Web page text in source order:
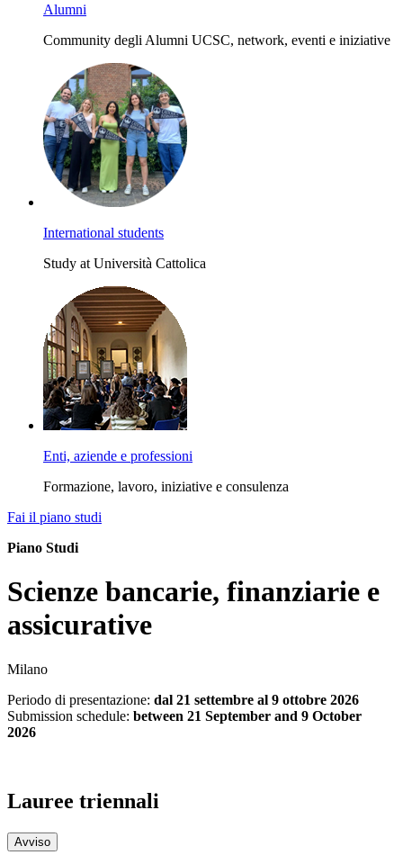
Alumni
Community degli Alumni UCSC, network, eventi e iniziative
International students
Study at Università Cattolica
Enti, aziende e professioni
Formazione, lavoro, iniziative e consulenza
Fai il piano studi
Piano Studi
Scienze bancarie, finanziarie e
assicurative
Milano
Periodo di presentazione: dal 21 settembre al 9 ottobre 2026
Submission schedule: between 21 September and 9 October
2026
Lauree triennali
Avviso